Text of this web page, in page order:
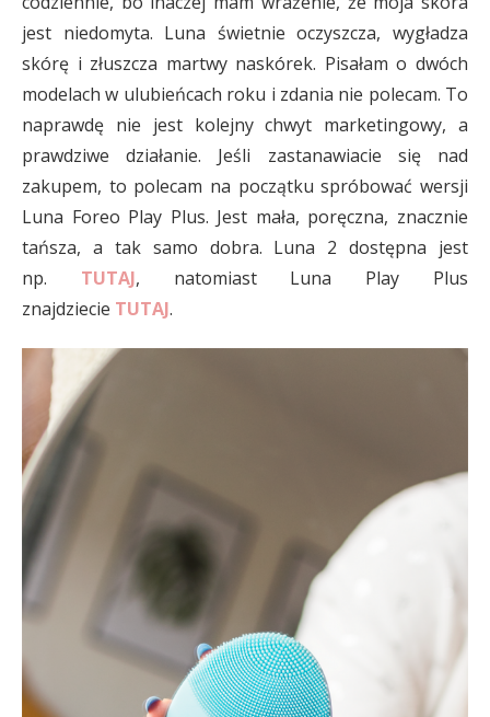
jest niedomyta. Luna świetnie oczyszcza, wygładza
skórę i złuszcza martwy naskórek. Pisałam o dwóch
modelach w ulubieńcach roku i zdania nie polecam. To
naprawdę nie jest kolejny chwyt marketingowy, a
prawdziwe działanie. Jeśli zastanawiacie się nad
zakupem, to polecam na początku spróbować wersji
Luna Foreo Play Plus. Jest mała, poręczna, znacznie
tańsza, a tak samo dobra. Luna 2 dostępna jest
np. TUTAJ, natomiast Luna Play Plus
znajdziecie TUTAJ.